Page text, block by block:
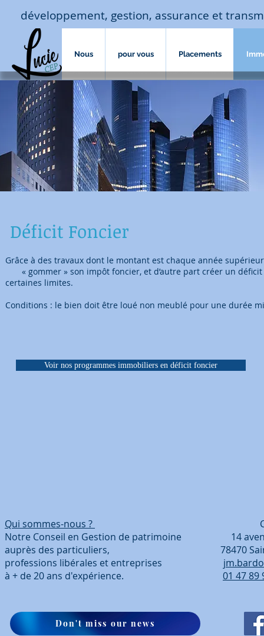
développement, gestion, assurance et
Nous pour vous Placements
Voir nos programmes immobiliers en déficit foncier
Déficit Foncier
Grâce à des travaux dont le montant est chaque année
« gommer » son impôt foncier, et d’autre part créer un
certaines limites.
Conditions : le bien doit être loué non meublé pour une durée
Qui sommes-nous ?
Notre Conseil en Gestion de patrimoine 14
auprès des particuliers, 78470 Saint-
professions libérales et entreprises
à + de 20 ans d'expérience. 01 47 89
Don't miss our news